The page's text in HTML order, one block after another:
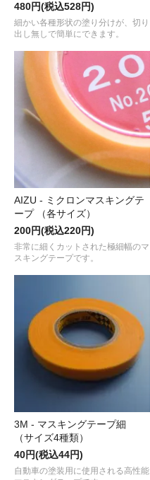
480円(税込528円)
細かい各種形状の塗り分けが、切り
出し無しで簡単にできます。
AIZU - ミクロンマスキングテ
ープ （各サイズ）
200円(税込220円)
非常に細くカットされた極細幅のマ
スキングテープです。
3M - マスキングテープ細
（サイズ4種類）
40円(税込44円)
自動車の塗装用に使用される高性能